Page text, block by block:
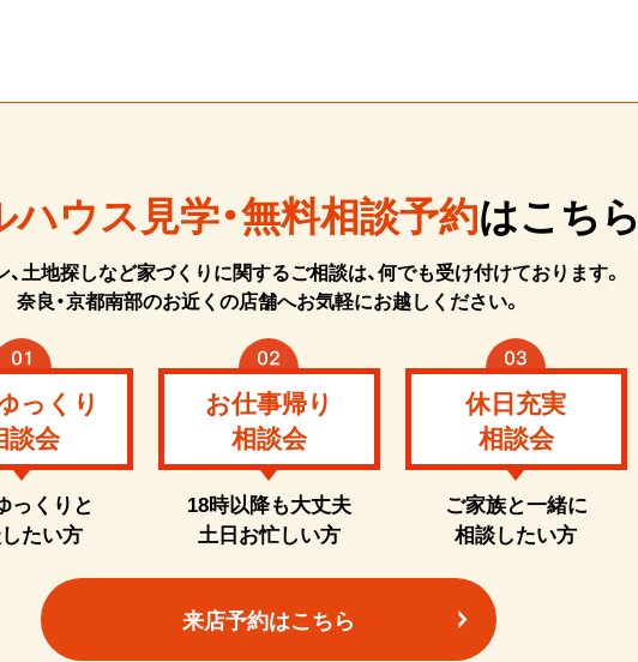
ウス見学・無料相談予約はこちら
、土地探しなど家づくりに関するご相談は、何でも受け付けております。
奈良・京都南部のお近くの店舗へお気軽にお越しください。
っくり
談会
っくりと
たい方
お仕事帰り
相談会
18時以降も大丈夫
土日お忙しい方
休日充実
相談会
ご家族と一緒に
相談したい方
来店予約はこちら